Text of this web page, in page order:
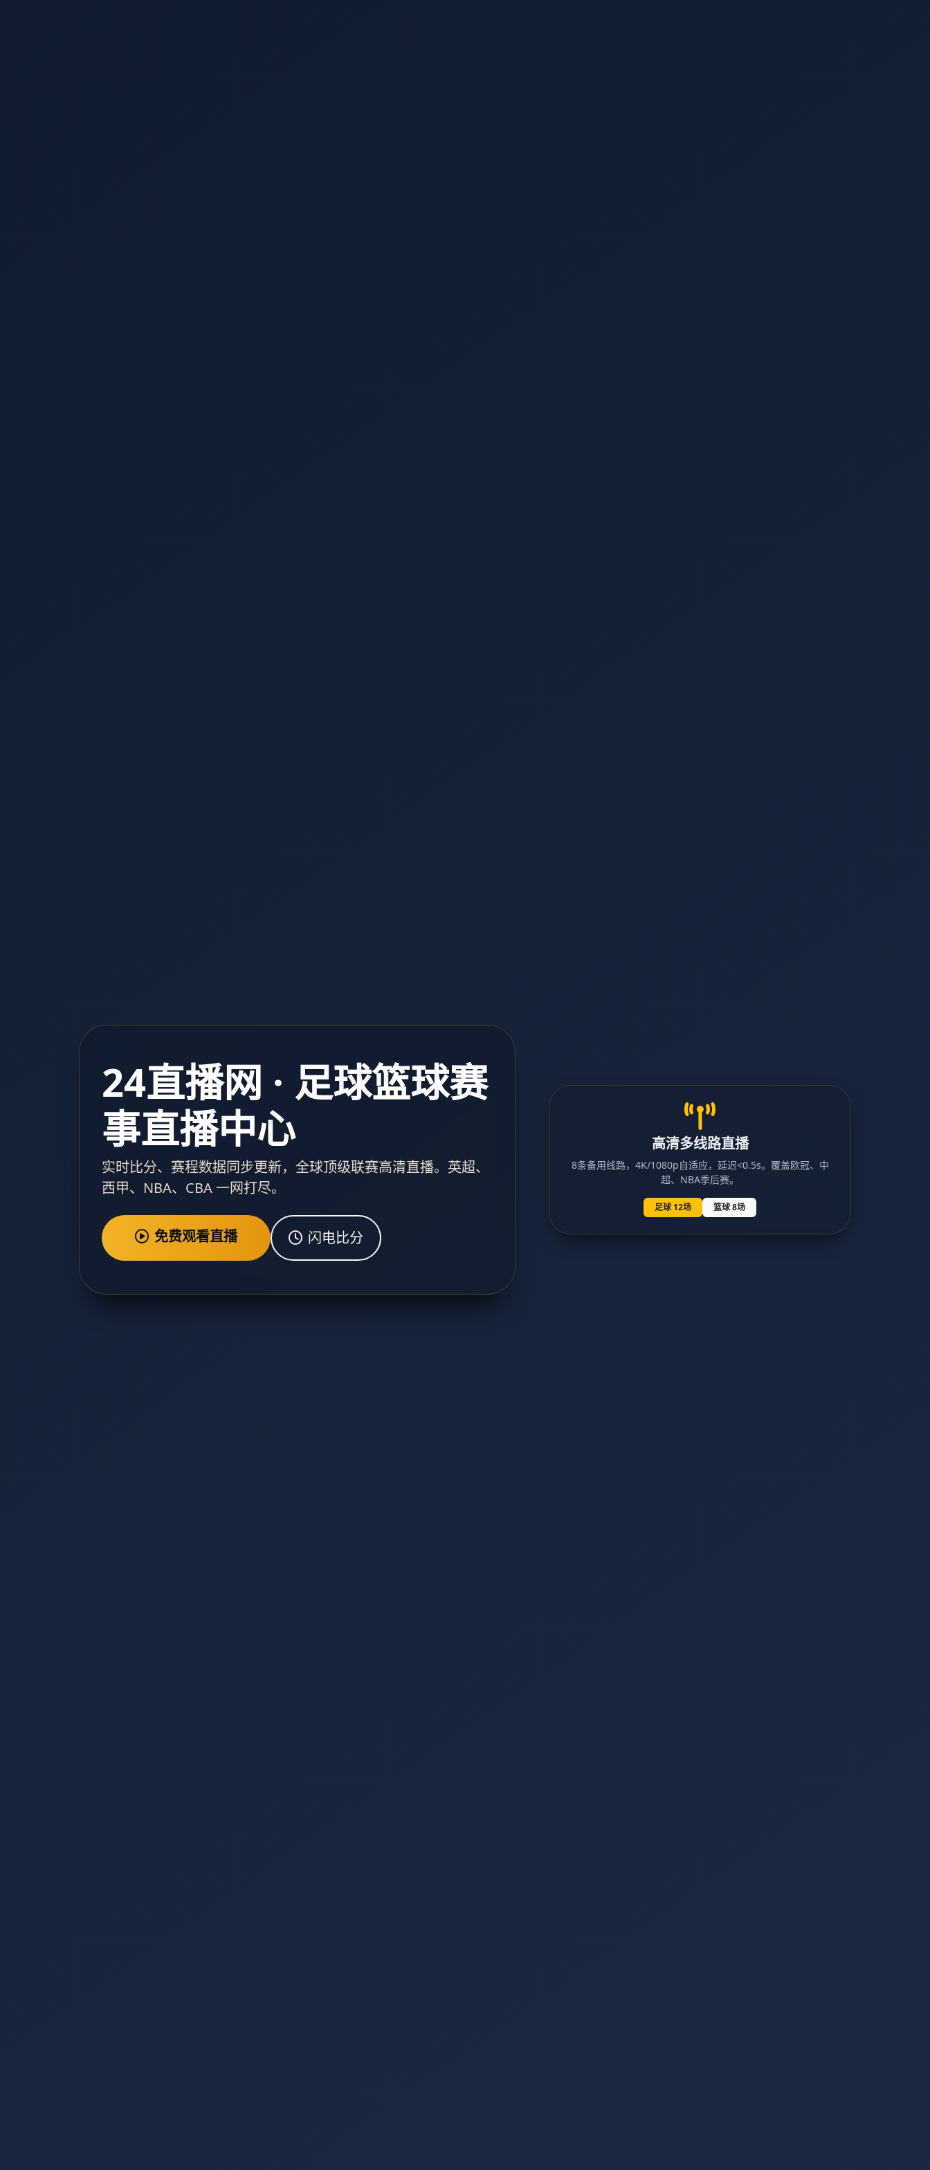
24直播网 · 足球篮球赛
事直播中心
实时比分、赛程数据同步更新，全球顶级联赛高清直播。英超、
西甲、NBA、CBA 一网打尽。
免费观看直播 闪电比分
高清多线路直播
8条备用线路，4K/1080p自适应，延迟<0.5s。覆盖欧冠、中
超、NBA季后赛。
足球 12场 篮球 8场